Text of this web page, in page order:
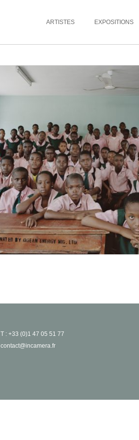
ARTISTES EXPOSITIONS
T : +33 (0)1 47 05 51 77
contact@incamera.fr